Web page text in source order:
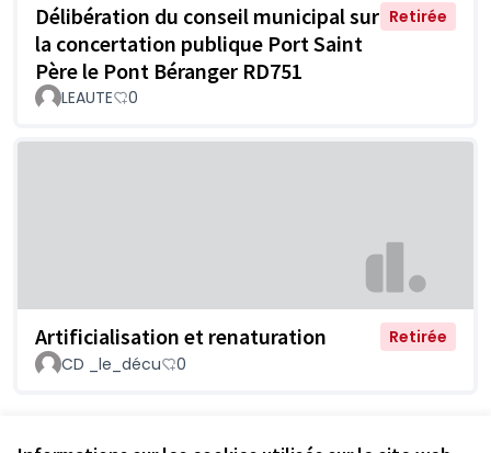
Délibération du conseil municipal sur
la concertation publique Port Saint
Père le Pont Béranger RD751
Retirée
LEAUTE 0
Artificialisation et renaturation
Retirée
CD _le_décu
0